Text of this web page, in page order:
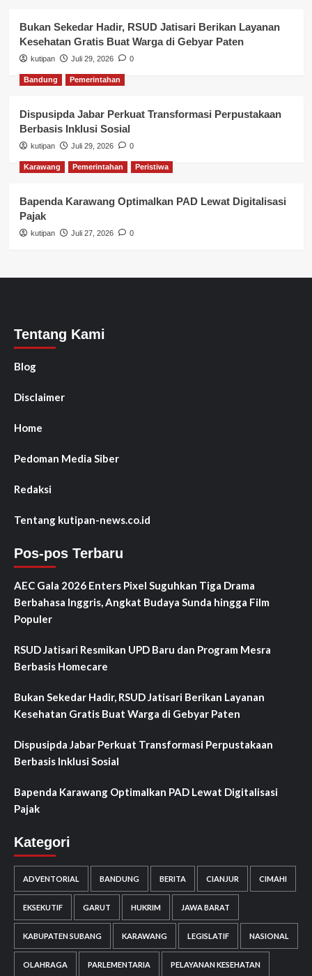
Bukan Sekedar Hadir, RSUD Jatisari Berikan Layanan
Kesehatan Gratis Buat Warga di Gebyar Paten
kutipan Juli 29, 2026 0
Bandung Pemerintahan
Dispusipda Jabar Perkuat Transformasi Perpustakaan
Berbasis Inklusi Sosial
kutipan Juli 29, 2026 0
Karawang Pemerintahan Peristiwa
Bapenda Karawang Optimalkan PAD Lewat Digitalisasi
Pajak
kutipan Juli 27, 2026 0
Tentang Kami
Blog
Disclaimer
Home
Pedoman Media Siber
Redaksi
Tentang kutipan-news.co.id
Pos-pos Terbaru
AEC Gala 2026 Enters Pixel Suguhkan Tiga Drama
Berbahasa Inggris, Angkat Budaya Sunda hingga Film
Populer
RSUD Jatisari Resmikan UPD Baru dan Program Mesra
Berbasis Homecare
Bukan Sekedar Hadir, RSUD Jatisari Berikan Layanan
Kesehatan Gratis Buat Warga di Gebyar Paten
Dispusipda Jabar Perkuat Transformasi Perpustakaan
Berbasis Inklusi Sosial
Bapenda Karawang Optimalkan PAD Lewat Digitalisasi
Pajak
Kategori
ADVENTORIAL BANDUNG BERITA CIANJUR CIMAHI
EKSEKUTIF GARUT HUKRIM JAWA BARAT
KABUPATEN SUBANG KARAWANG LEGISLATIF NASIONAL
OLAHRAGA PARLEMENTARIA PELAYANAN KESEHATAN